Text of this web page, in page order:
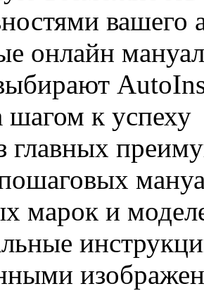
вашего
онлайн
шагом к успеху
марок и